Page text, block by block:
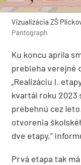
Vizualizácia ZŠ
Pantograph
Ku koncu apríla
prebieha verejné
„Realizáciu I.
kvartál roku 2023
prebehnú cez
otvorenia
dve etapy,”
Prvá etapa tak